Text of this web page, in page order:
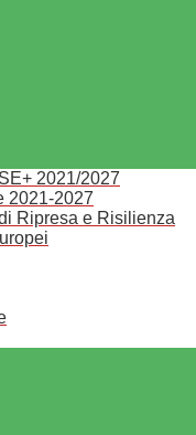
2021/2027
2021-2027
Ripresa e Risilienza